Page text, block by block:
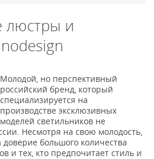
люстры и
Молодой, но перспективный
российский бренд, который
специализируется на
производстве эксклюзивных
моделей светильников не
Несмотря на свою молодость,
большого количества
и тех, кто предпочитает стиль и